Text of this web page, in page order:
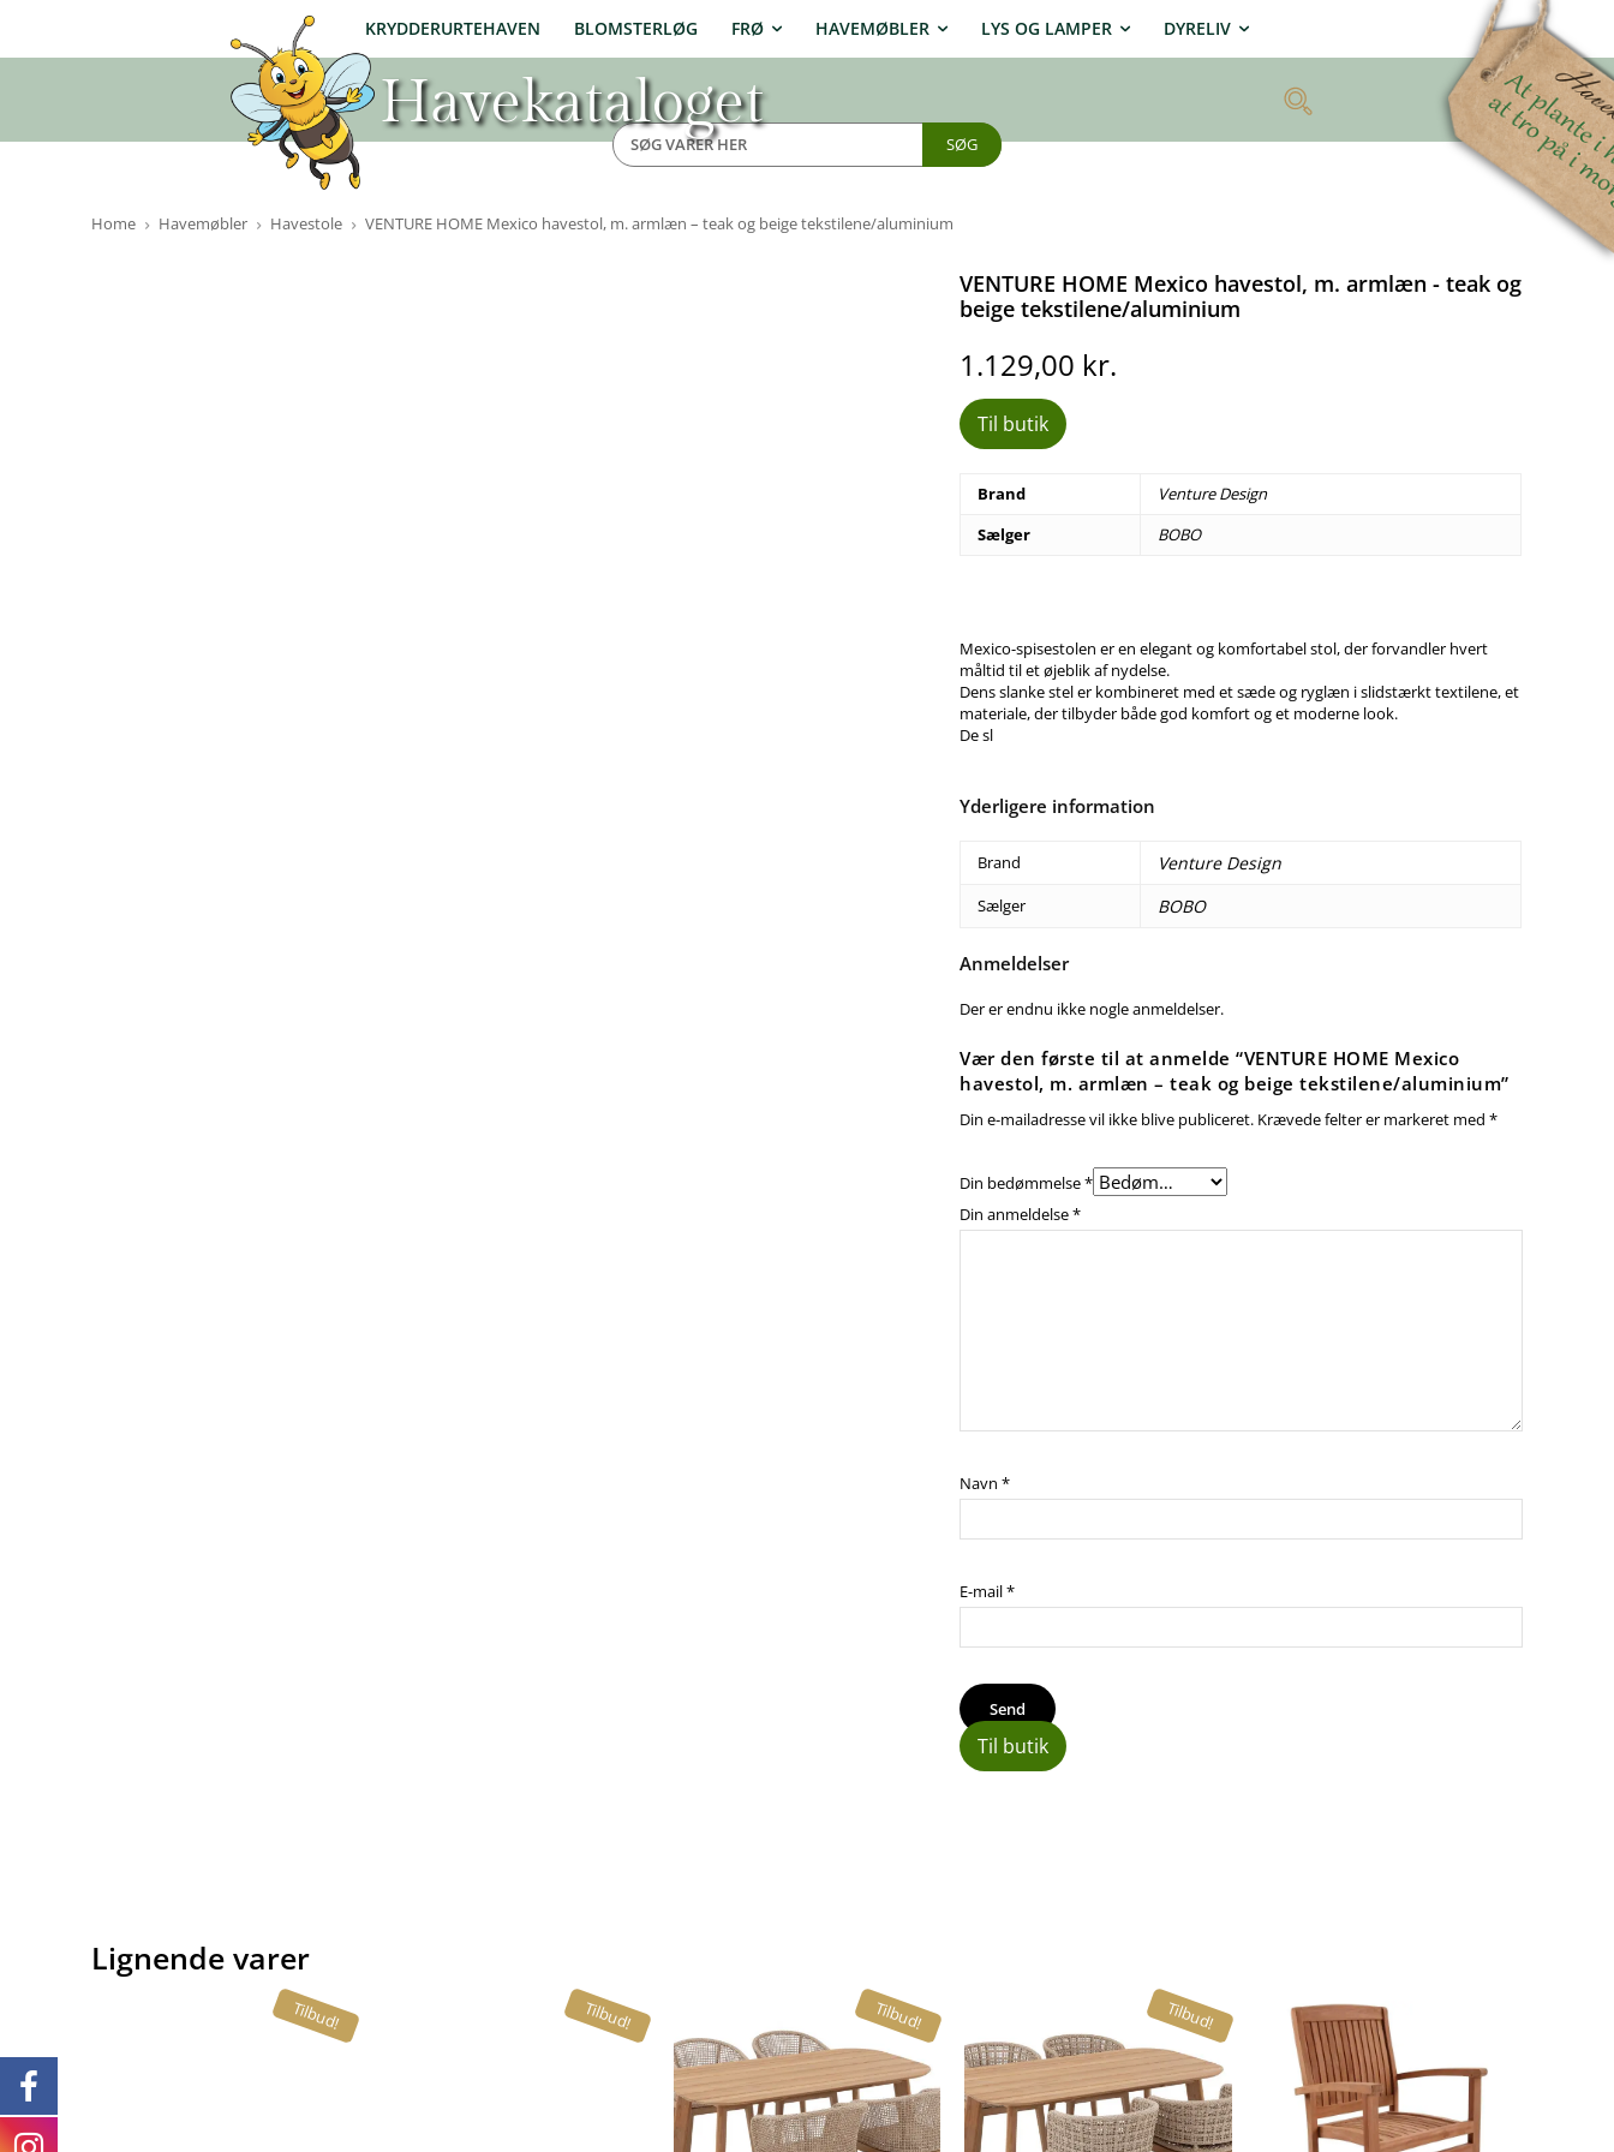
KRYDDERURTEHAVEN BLOMSTERLØG FRØ HAVEMØBLER LYS OG LAMPER DYRELIV
Havekataloget
SØG
Home Havemøbler Havestole VENTURE HOME Mexico havestol, m. armlæn – teak og beige tekstilene/aluminium
VENTURE HOME Mexico havestol, m. armlæn - teak og
beige tekstilene/aluminium
1.129,00 kr.
Til butik
Brand
Venture Design
Sælger
BOBO
Mexico-spisestolen er en elegant og komfortabel stol, der forvandler hvert
måltid til et øjeblik af nydelse.
Dens slanke stel er kombineret med et sæde og ryglæn i slidstærkt textilene, et
materiale, der tilbyder både god komfort og et moderne look.
De sl
Yderligere information
Brand Venture Design
Sælger BOBO
Anmeldelser
Der er endnu ikke nogle anmeldelser.
Vær den første til at anmelde “VENTURE HOME Mexico
havestol, m. armlæn – teak og beige tekstilene/aluminium”
Din e-mailadresse vil ikke blive publiceret. Krævede felter er markeret med*
Din bedømmelse*
Din anmeldelse*
Navn*
E-mail*
Til butik
Lignende varer
Tilbud! Tilbud! Tilbud! Tilbud!